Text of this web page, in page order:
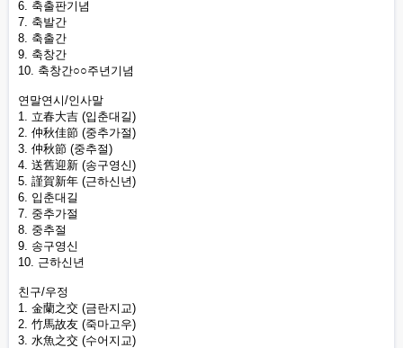
6. 축출판기념
7. 축발간
8. 축출간
9. 축창간
10. 축창간○○주년기념
연말연시/인사말
1. 立春大吉 (입춘대길)
2. 仲秋佳節 (중추가절)
3. 仲秋節 (중추절)
4. 送舊迎新 (송구영신)
5. 謹賀新年 (근하신년)
6. 입춘대길
7. 중추가절
8. 중추절
9. 송구영신
10. 근하신년
친구/우정
1. 金蘭之交 (금란지교)
2. 竹馬故友 (죽마고우)
3. 水魚之交 (수어지교)